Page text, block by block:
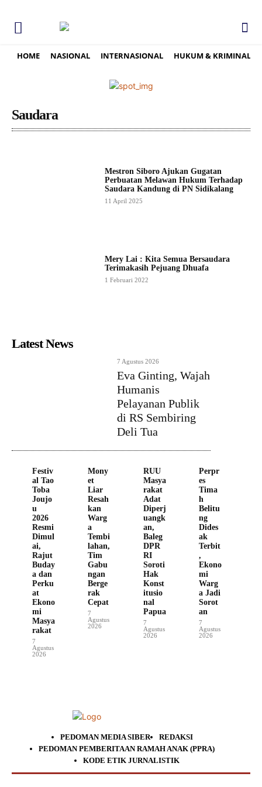
HOME NASIONAL INTERNASIONAL HUKUM & KRIMINAL
Saudara
Mestron Siboro Ajukan Gugatan
Perbuatan Melawan Hukum Terhadap
Saudara Kandung di PN Sidikalang
11 April 2025
Mery Lai : Kita Semua Bersaudara
Terimakasih Pejuang Dhuafa
1 Februari 2022
Latest News
7 Agustus 2026
Eva Ginting, Wajah
Humanis
Pelayanan Publik
di RS Sembiring
Deli Tua
Festiv
al Tao
Toba
Joujo
u
2026
Resmi
Dimul
ai,
Rajut
Buday
a dan
Perku
at
Ekono
mi
Masya
rakat
7
Agustus
2026
Mony
et
Liar
Resah
kan
Warg
a
Tembi
lahan,
Tim
Gabu
ngan
Berge
rak
Cepat
7
Agustus
2026
RUU
Masya
rakat
Adat
Diperj
uangk
an,
Baleg
DPR
RI
Soroti
Hak
Konst
itusio
nal
Papua
7
Agustus
2026
Perpr
es
Tima
h
Belitu
ng
Dides
ak
Terbit
,
Ekono
mi
Warg
a Jadi
Sorot
an
7
Agustus
2026
PEDOMAN MEDIA SIBER
REDAKSI
PEDOMAN PEMBERITAAN RAMAH ANAK (PPRA)
KODE ETIK JURNALISTIK